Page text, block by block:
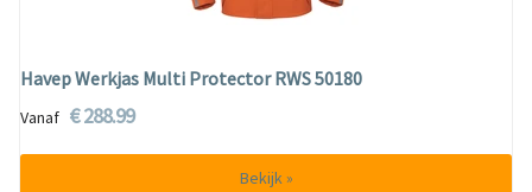
Havep Werkjas Multi Protector RWS 50180
Vanaf € 288.99
Bekijk »